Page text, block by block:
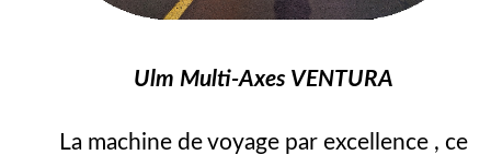
Ulm Multi-Axes VENTURA
La machine de voyage par excellence , ce